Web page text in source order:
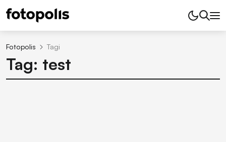
Fotopolis Tagi
Tag: test